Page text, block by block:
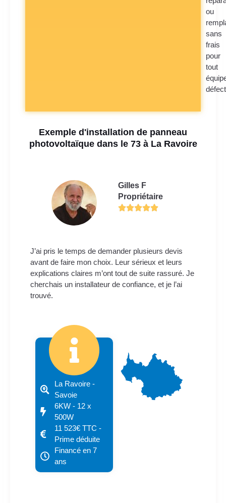
ou
sans
frais
pour
tout
Exemple d'installation de panneau
photovoltaïque dans le 73 à La Ravoire
Gilles F
Propriétaire
J’ai pris le temps de demander plusieurs devis
avant de faire mon choix. Leur sérieux et leurs
explications claires m’ont tout de suite rassuré. Je
cherchais un installateur de confiance, et je l’ai
trouvé.
La Ravoire -
Savoie
6KW - 12 x
500W
11 523€ TTC -
Prime déduite
Financé en 7
ans